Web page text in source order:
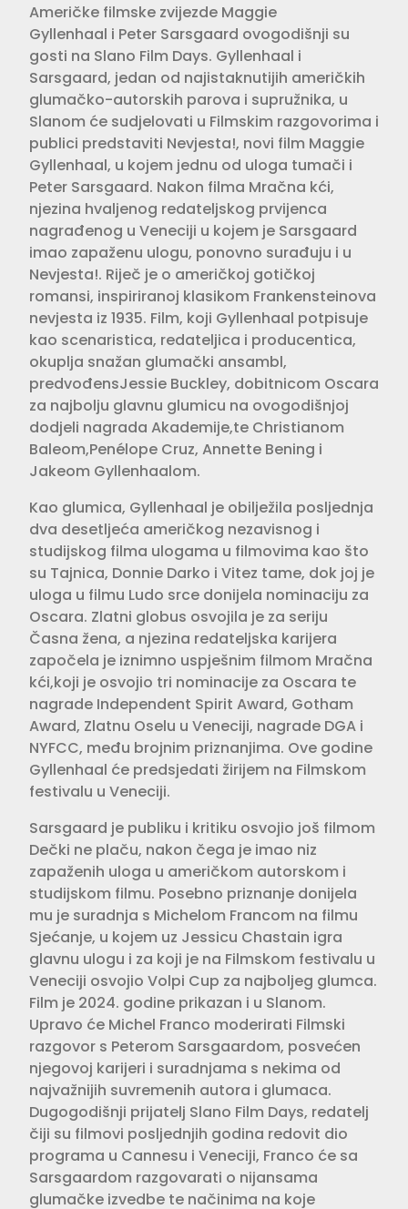
Američke filmske zvijezde Maggie
Gyllenhaal i Peter Sarsgaard ovogodišnji su
gosti na Slano Film Days. Gyllenhaal i
Sarsgaard, jedan od najistaknutijih američkih
glumačko-autorskih parova i supružnika, u
Slanom će sudjelovati u Filmskim razgovorima i
publici predstaviti Nevjesta!, novi film Maggie
Gyllenhaal, u kojem jednu od uloga tumači i
Peter Sarsgaard. Nakon filma Mračna kći,
njezina hvaljenog redateljskog prvijenca
nagrađenog u Veneciji u kojem je Sarsgaard
imao zapaženu ulogu, ponovno surađuju i u
Nevjesta!. Riječ je o američkoj gotičkoj
romansi, inspiriranoj klasikom Frankensteinova
nevjesta iz 1935. Film, koji Gyllenhaal potpisuje
kao scenaristica, redateljica i producentica,
okuplja snažan glumački ansambl,
predvođensJessie Buckley, dobitnicom Oscara
za najbolju glavnu glumicu na ovogodišnjoj
dodjeli nagrada Akademije,te Christianom
Baleom,Penélope Cruz, Annette Bening i
Jakeom Gyllenhaalom.
Kao glumica, Gyllenhaal je obilježila posljednja
dva desetljeća američkog nezavisnog i
studijskog filma ulogama u filmovima kao što
su Tajnica, Donnie Darko i Vitez tame, dok joj je
uloga u filmu Ludo srce donijela nominaciju za
Oscara. Zlatni globus osvojila je za seriju
Časna žena, a njezina redateljska karijera
započela je iznimno uspješnim filmom Mračna
kći,koji je osvojio tri nominacije za Oscara te
nagrade Independent Spirit Award, Gotham
Award, Zlatnu Oselu u Veneciji, nagrade DGA i
NYFCC, među brojnim priznanjima. Ove godine
Gyllenhaal će predsjedati žirijem na Filmskom
festivalu u Veneciji.
Sarsgaard je publiku i kritiku osvojio još filmom
Dečki ne plaču, nakon čega je imao niz
zapaženih uloga u američkom autorskom i
studijskom filmu. Posebno priznanje donijela
mu je suradnja s Michelom Francom na filmu
Sjećanje, u kojem uz Jessicu Chastain igra
glavnu ulogu i za koji je na Filmskom festivalu u
Veneciji osvojio Volpi Cup za najboljeg glumca.
Film je 2024. godine prikazan i u Slanom.
Upravo će Michel Franco moderirati Filmski
razgovor s Peterom Sarsgaardom, posvećen
njegovoj karijeri i suradnjama s nekima od
najvažnijih suvremenih autora i glumaca.
Dugogodišnji prijatelj Slano Film Days, redatelj
čiji su filmovi posljednjih godina redovit dio
programa u Cannesu i Veneciji, Franco će sa
Sarsgaardom razgovarati o nijansama
glumačke izvedbe te načinima na koje